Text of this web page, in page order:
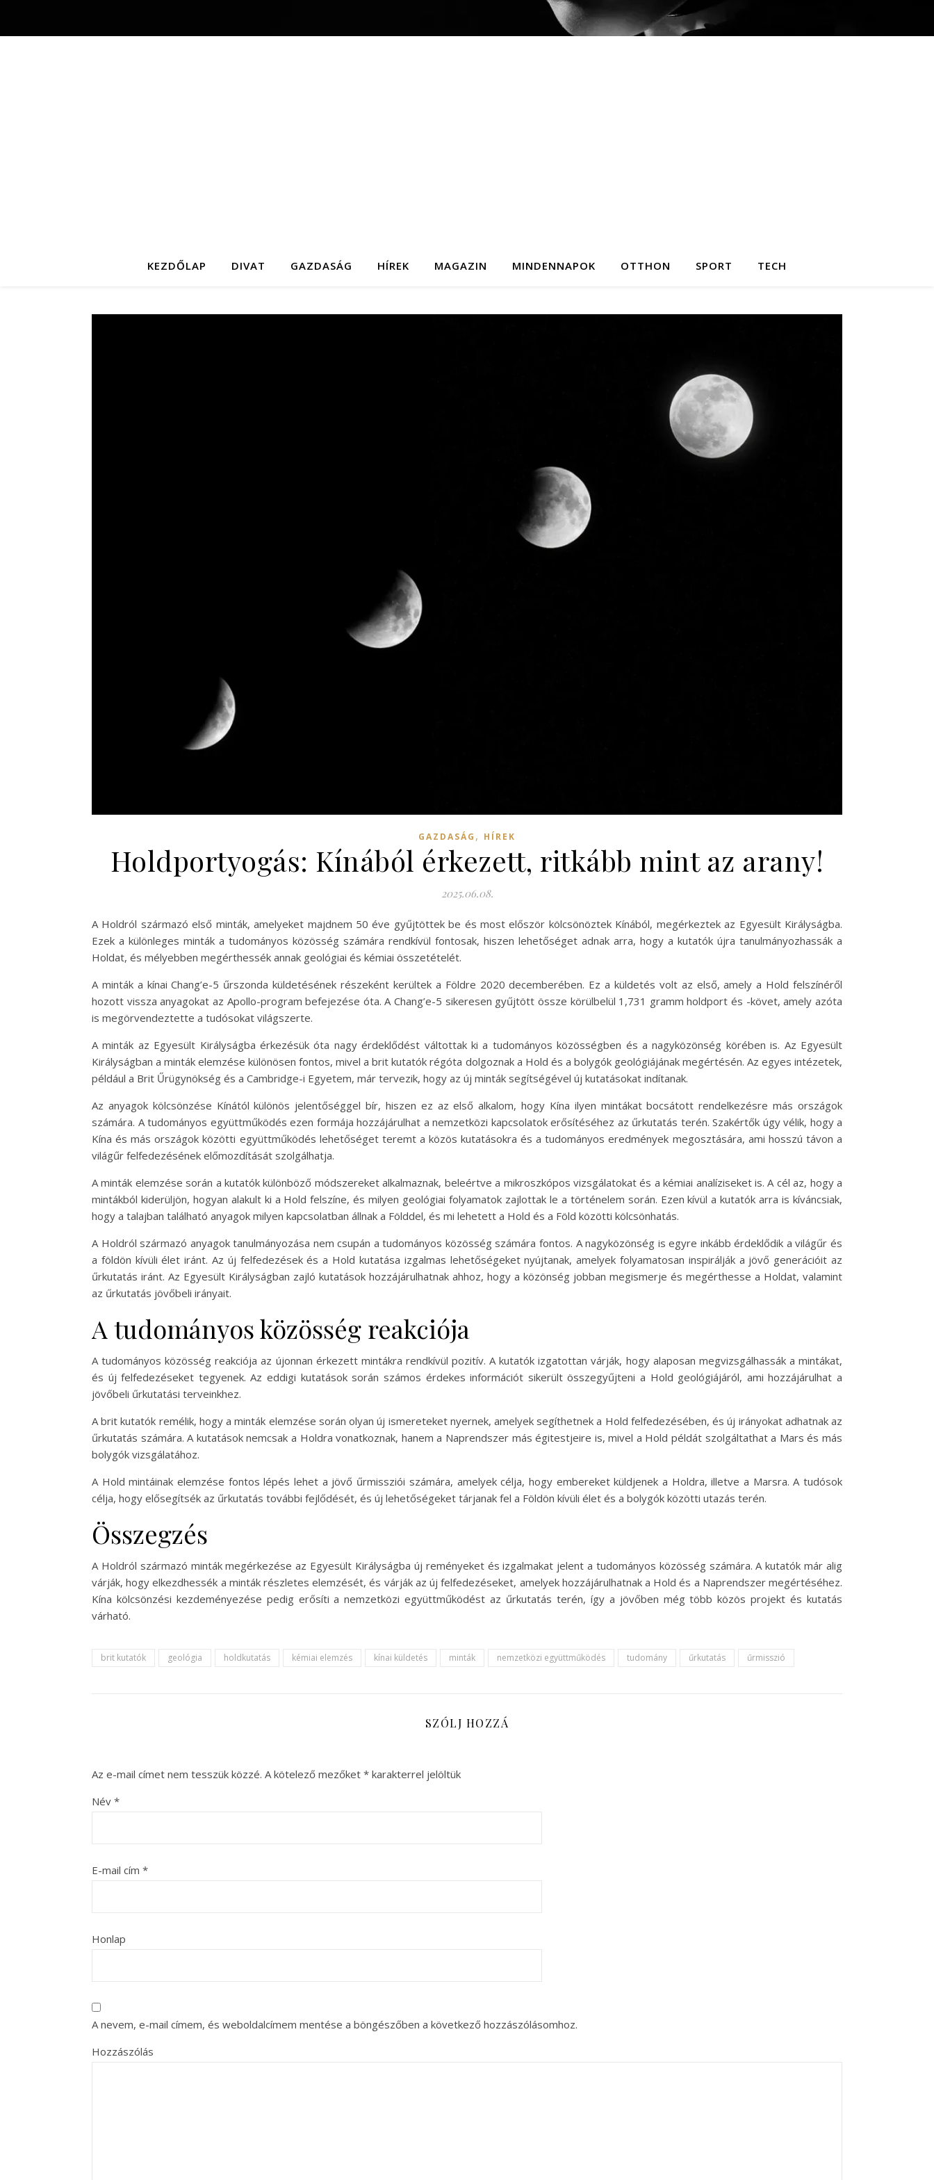
KEZDŐLAP DIVAT GAZDASÁG HÍREK MAGAZIN MINDENNAPOK OTTHON SPORT TECH
GAZDASÁG , HÍREK
Holdportyogás: Kínából érkezett, ritkább mint az arany!
2025.06.08.
A Holdról származó első minták, amelyeket majdnem 50 éve gyűjtöttek be és most először kölcsönöztek Kínából, megérkeztek az Egyesült Királyságba.
Ezek a különleges minták a tudományos közösség számára rendkívül fontosak, hiszen lehetőséget adnak arra, hogy a kutatók újra tanulmányozhassák a
Holdat, és mélyebben megérthessék annak geológiai és kémiai összetételét.
A minták a kínai Chang’e-5 űrszonda küldetésének részeként kerültek a Földre 2020 decemberében. Ez a küldetés volt az első, amely a Hold felszínéről
hozott vissza anyagokat az Apollo-program befejezése óta. A Chang’e-5 sikeresen gyűjtött össze körülbelül 1,731 gramm holdport és -követ, amely azóta
is megörvendeztette a tudósokat világszerte.
A minták az Egyesült Királyságba érkezésük óta nagy érdeklődést váltottak ki a tudományos közösségben és a nagyközönség körében is. Az Egyesült
Királyságban a minták elemzése különösen fontos, mivel a brit kutatók régóta dolgoznak a Hold és a bolygók geológiájának megértésén. Az egyes intézetek,
például a Brit Űrügynökség és a Cambridge-i Egyetem, már tervezik, hogy az új minták segítségével új kutatásokat indítanak.
Az anyagok kölcsönzése Kínától különös jelentőséggel bír, hiszen ez az első alkalom, hogy Kína ilyen mintákat bocsátott rendelkezésre más országok
számára. A tudományos együttműködés ezen formája hozzájárulhat a nemzetközi kapcsolatok erősítéséhez az űrkutatás terén. Szakértők úgy vélik, hogy a
Kína és más országok közötti együttműködés lehetőséget teremt a közös kutatásokra és a tudományos eredmények megosztására, ami hosszú távon a
világűr felfedezésének előmozdítását szolgálhatja.
A minták elemzése során a kutatók különböző módszereket alkalmaznak, beleértve a mikroszkópos vizsgálatokat és a kémiai analíziseket is. A cél az, hogy a
mintákból kiderüljön, hogyan alakult ki a Hold felszíne, és milyen geológiai folyamatok zajlottak le a történelem során. Ezen kívül a kutatók arra is kíváncsiak,
hogy a talajban található anyagok milyen kapcsolatban állnak a Földdel, és mi lehetett a Hold és a Föld közötti kölcsönhatás.
A Holdról származó anyagok tanulmányozása nem csupán a tudományos közösség számára fontos. A nagyközönség is egyre inkább érdeklődik a világűr és
a földön kívüli élet iránt. Az új felfedezések és a Hold kutatása izgalmas lehetőségeket nyújtanak, amelyek folyamatosan inspirálják a jövő generációit az
űrkutatás iránt. Az Egyesült Királyságban zajló kutatások hozzájárulhatnak ahhoz, hogy a közönség jobban megismerje és megérthesse a Holdat, valamint
az űrkutatás jövőbeli irányait.
A tudományos közösség reakciója
A tudományos közösség reakciója az újonnan érkezett mintákra rendkívül pozitív. A kutatók izgatottan várják, hogy alaposan megvizsgálhassák a mintákat,
és új felfedezéseket tegyenek. Az eddigi kutatások során számos érdekes információt sikerült összegyűjteni a Hold geológiájáról, ami hozzájárulhat a
jövőbeli űrkutatási terveinkhez.
A brit kutatók remélik, hogy a minták elemzése során olyan új ismereteket nyernek, amelyek segíthetnek a Hold felfedezésében, és új irányokat adhatnak az
űrkutatás számára. A kutatások nemcsak a Holdra vonatkoznak, hanem a Naprendszer más égitestjeire is, mivel a Hold példát szolgáltathat a Mars és más
bolygók vizsgálatához.
A Hold mintáinak elemzése fontos lépés lehet a jövő űrmissziói számára, amelyek célja, hogy embereket küldjenek a Holdra, illetve a Marsra. A tudósok
célja, hogy elősegítsék az űrkutatás további fejlődését, és új lehetőségeket tárjanak fel a Földön kívüli élet és a bolygók közötti utazás terén.
Összegzés
A Holdról származó minták megérkezése az Egyesült Királyságba új reményeket és izgalmakat jelent a tudományos közösség számára. A kutatók már alig
várják, hogy elkezdhessék a minták részletes elemzését, és várják az új felfedezéseket, amelyek hozzájárulhatnak a Hold és a Naprendszer megértéséhez.
Kína kölcsönzési kezdeményezése pedig erősíti a nemzetközi együttműködést az űrkutatás terén, így a jövőben még több közös projekt és kutatás
várható.
brit kutatók geológia holdkutatás kémiai elemzés kínai küldetés minták nemzetközi együttműködés tudomány űrkutatás űrmisszió
SZÓLJ HOZZÁ
Az e-mail címet nem tesszük közzé. A kötelező mezőket * karakterrel jelöltük
Név *
E-mail cím *
Honlap
A nevem, e-mail címem, és weboldalcímem mentése a böngészőben a következő hozzászólásomhoz.
Hozzászólás